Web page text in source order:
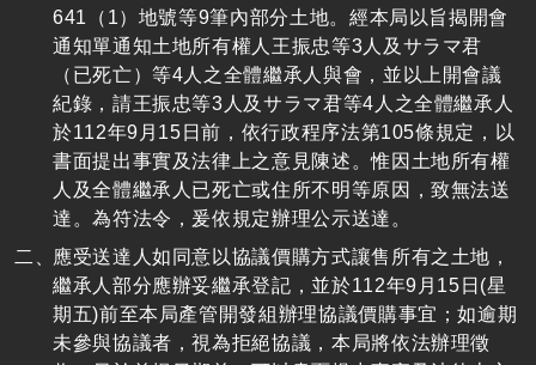
641（1）地號等9筆內部分土地。經本局以旨揭開會
通知單通知土地所有權人王振忠等3人及サラマ君
（已死亡）等4人之全體繼承人與會，並以上開會議
紀錄，請王振忠等3人及サラマ君等4人之全體繼承人
於112年9月15日前，依行政程序法第105條規定，以
書面提出事實及法律上之意見陳述。惟因土地所有權
人及全體繼承人已死亡或住所不明等原因，致無法送
達。為符法令，爰依規定辦理公示送達。
應受送達人如同意以協議價購方式讓售所有之土地，
繼承人部分應辦妥繼承登記，並於112年9月15日(星
期五)前至本局產管開發組辦理協議價購事宜；如逾期
未參與協議者，視為拒絕協議，本局將依法辦理徵